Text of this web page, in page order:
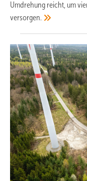
Umdrehung reicht, um
versorgen.